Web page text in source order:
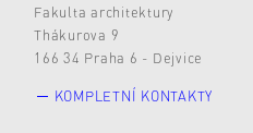
Fakulta architektury
Thákurova 9
166 34 Praha 6 - Dejvice
KOMPLETNÍ KONTAKTY